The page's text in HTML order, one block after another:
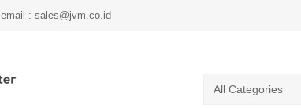
email : sales@jvm.co.id